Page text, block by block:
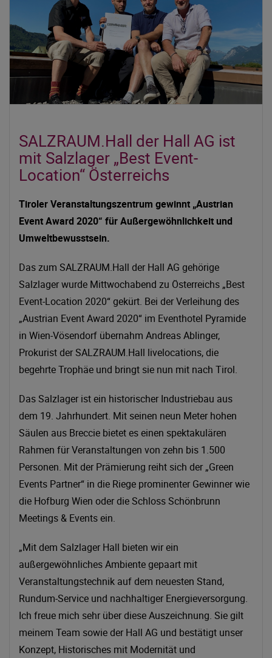
SALZRAUM.Hall der Hall AG ist
mit Salzlager „Best Event-
Location“ Österreichs
Tiroler Veranstaltungszentrum gewinnt „Austrian
Event Award 2020“ für Außergewöhnlichkeit und
Umweltbewusstsein.
Das zum SALZRAUM.Hall der Hall AG gehörige
Salzlager wurde Mittwochabend zu Österreichs „Best
Event-Location 2020“ gekürt. Bei der Verleihung des
„Austrian Event Award 2020“ im Eventhotel Pyramide
in Wien-Vösendorf übernahm Andreas Ablinger,
Prokurist der SALZRAUM.Hall livelocations, die
begehrte Trophäe und bringt sie nun mit nach Tirol.
Das Salzlager ist ein historischer Industriebau aus
dem 19. Jahrhundert. Mit seinen neun Meter hohen
Säulen aus Breccie bietet es einen spektakulären
Rahmen für Veranstaltungen von zehn bis 1.500
Personen. Mit der Prämierung reiht sich der „Green
Events Partner“ in die Riege prominenter Gewinner wie
die Hofburg Wien oder die Schloss Schönbrunn
Meetings & Events ein.
„Mit dem Salzlager Hall bieten wir ein
außergewöhnliches Ambiente gepaart mit
Veranstaltungstechnik auf dem neuesten Stand,
Rundum-Service und nachhaltiger Energieversorgung.
Ich freue mich sehr über diese Auszeichnung. Sie gilt
meinem Team sowie der Hall AG und bestätigt unser
Konzept, Historisches mit Modernität und